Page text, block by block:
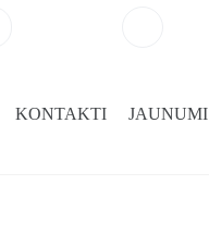
KONTAKTI JAUNUMI